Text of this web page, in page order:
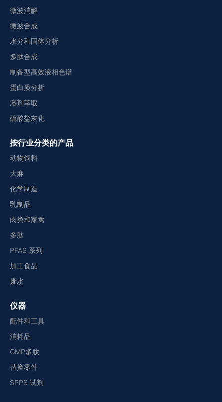
微波消解
微波合成
水分和固体分析
多肽合成
制备型高效液相色谱
蛋白质分析
溶剂萃取
硫酸盐灰化
按行业分类的产品
动物饲料
大麻
化学制造
乳制品
肉类和家禽
多肽
PFAS 系列
加工食品
废水
仪器
配件和工具
消耗品
GMP多肽
替换零件
SPPS 试剂